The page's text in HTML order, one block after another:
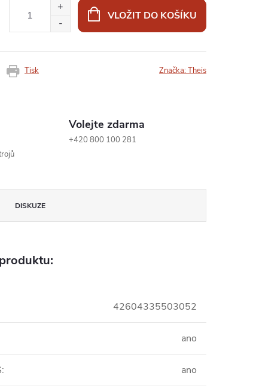
VLOŽIT DO KOŠÍKU
Tisk Značka:Theis
Volejte zdarma
+420 800 100 281
DISKUZE
42604335503052
ano
: ano